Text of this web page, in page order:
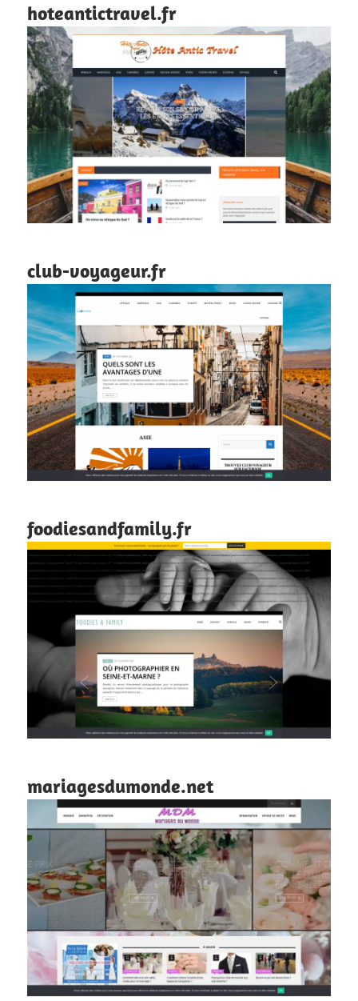
hoteantictravel.fr
club-voyageur.fr
foodiesandfamily.fr
mariagesdumonde.net